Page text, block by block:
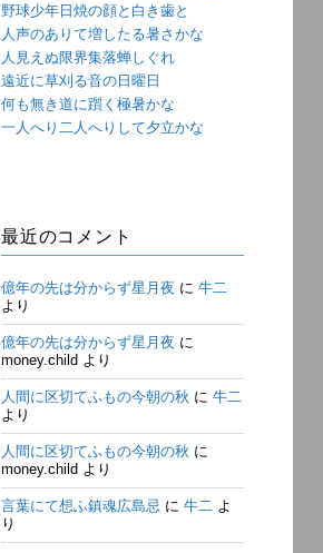
野球少年日焼の顔と白き歯と
人声のありて増したる暑さかな
人見えぬ限界集落蝉しぐれ
遠近に草刈る音の日曜日
何も無き道に躓く極暑かな
一人へり二人へりして夕立かな
最近のコメント
億年の先は分からず星月夜 に牛二
より
億年の先は分からず星月夜 に
money.child より
人間に区切てふもの今朝の秋 に牛二
より
人間に区切てふもの今朝の秋 に
money.child より
言葉にて想ふ鎮魂広島忌 に牛二 よ
り